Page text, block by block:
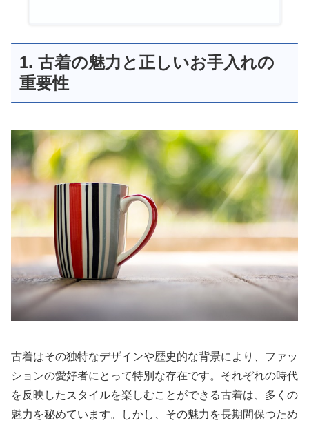
1. 古着の魅力と正しいお手入れの
重要性
古着はその独特なデザインや歴史的な背景により、ファッ
ションの愛好者にとって特別な存在です。それぞれの時代
を反映したスタイルを楽しむことができる古着は、多くの
魅力を秘めています。しかし、その魅力を長期間保つため